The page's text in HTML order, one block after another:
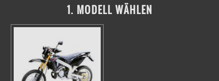
1. MODELL WÄHLEN